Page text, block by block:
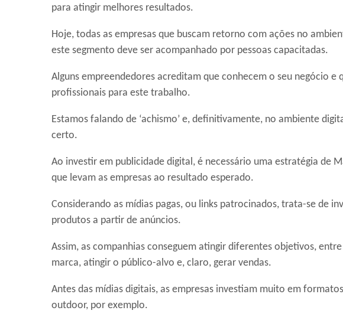
para atingir melhores resultados.
Hoje, todas as empresas que buscam retorno com ações no
este segmento deve ser acompanhado por pessoas capacitadas.
Alguns empreendedores acreditam que conhecem o seu negócio e
profissionais para este trabalho.
Estamos falando de ‘achismo’ e, definitivamente, no ambiente
certo.
Ao investir em publicidade digital, é necessário uma estratégia de
que levam as empresas ao resultado esperado.
Considerando as mídias pagas, ou links patrocinados, trata-se de
produtos a partir de anúncios.
Assim, as companhias conseguem atingir diferentes objetivos,
marca, atingir o público-alvo e, claro, gerar vendas.
Antes das mídias digitais, as empresas investiam muito em
outdoor, por exemplo.